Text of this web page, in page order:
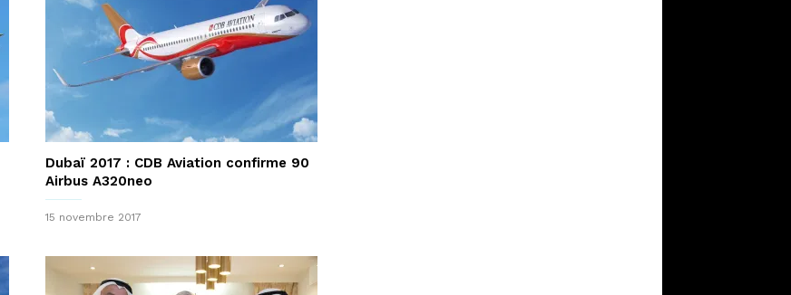
Dubaï 2017 : CDB Aviation confirme 90
Airbus A320neo
15 novembre 2017